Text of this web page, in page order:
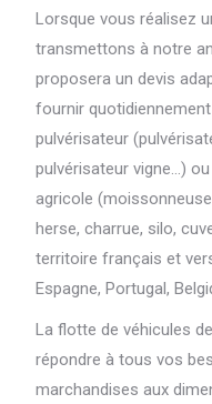
Lorsque vous réalisez
transmettons à notre
proposera un devis
fournir
pulvérisateur
pulvérisateur vigne…)
agricole
herse, charrue, silo,
territoire français et
Espagne, Portugal,
La flotte de véhicules
répondre à tous vos
marchandises aux